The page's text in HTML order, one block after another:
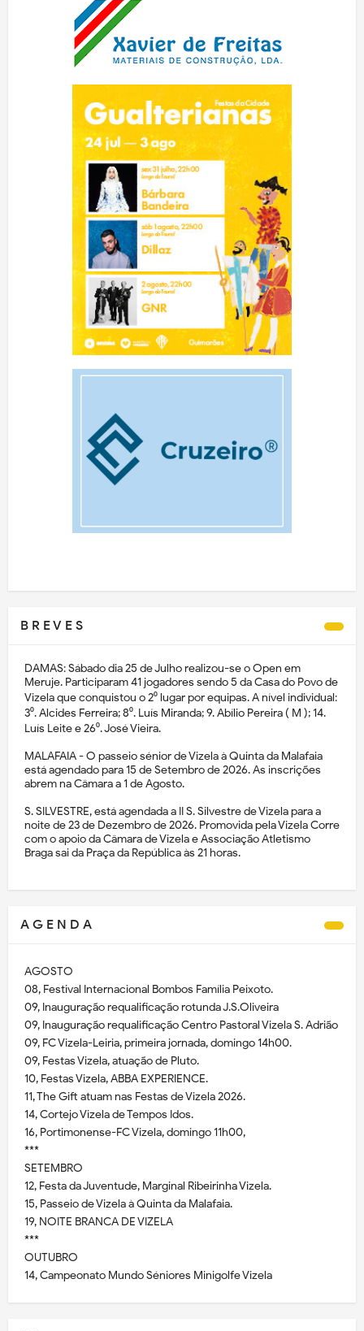
B R E V E S
DAMAS: Sábado dia 25 de Julho realizou-se o Open em
Meruje. Participaram 41 jogadores sendo 5 da Casa do Povo de
Vizela que conquistou o 2⁰ lugar por equipas. A nível individual:
3⁰. Alcides Ferreira; 8⁰. Luís Miranda; 9. Abílio Pereira ( M ); 14.
Luís Leite e 26⁰. José Vieira.
MALAFAIA - O passeio sénior de Vizela à Quinta da Malafaia
está agendado para 15 de Setembro de 2026. As inscrições
abrem na Câmara a 1 de Agosto.
S. SILVESTRE, está agendada a II S. Silvestre de Vizela para a
noite de 23 de Dezembro de 2026. Promovida pela Vizela Corre
com o apoio da Câmara de Vizela e Associação Atletismo
Braga sai da Praça da República às 21 horas.
A G E N D A
AGOSTO
08, Festival Internacional Bombos Família Peixoto.
09, Inauguração requalificação rotunda J.S.Oliveira
09, Inauguração requalificação Centro Pastoral Vizela S. Adrião
09, FC Vizela-Leiria, primeira jornada, domingo 14h00.
09, Festas Vizela, atuação de Pluto.
10, Festas Vizela, ABBA EXPERIENCE.
11, The Gift atuam nas Festas de Vizela 2026.
14, Cortejo Vizela de Tempos Idos.
16, Portimonense-FC Vizela, domingo 11h00,
***
SETEMBRO
12, Festa da Juventude, Marginal Ribeirinha Vizela.
15, Passeio de Vizela à Quinta da Malafaia.
19, NOITE BRANCA DE VIZELA
***
OUTUBRO
14, Campeonato Mundo Séniores Minigolfe Vizela